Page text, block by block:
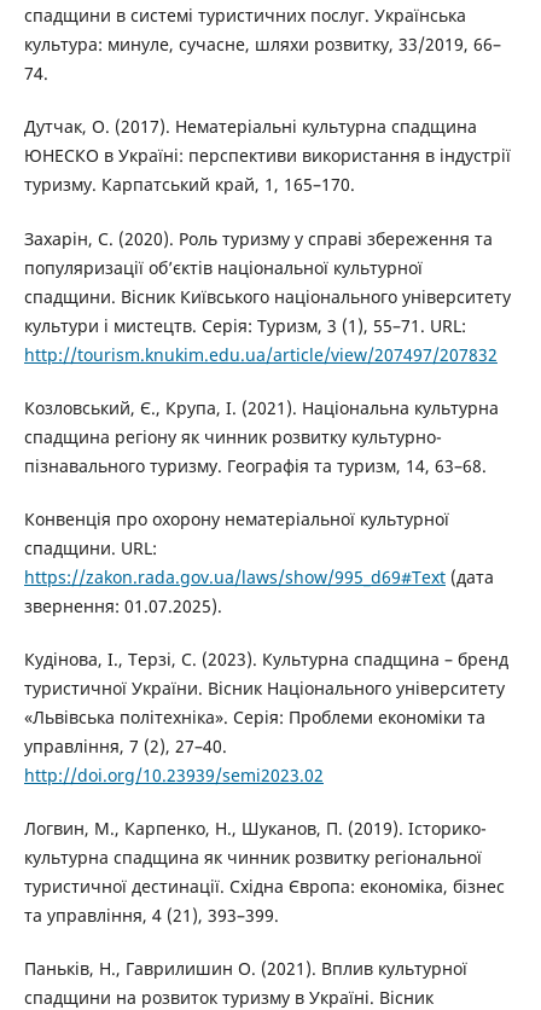
спадщини в системі туристичних послуг. Українська
культура: минуле, сучасне, шляхи розвитку, 33/2019, 66–
74.
Дутчак, О. (2017). Нематеріальні культурна спадщина
ЮНЕСКО в Україні: перспективи використання в індустрії
туризму. Карпатський край, 1, 165–170.
Захарін, С. (2020). Роль туризму у справі збереження та
популяризації об’єктів національної культурної
спадщини. Вісник Київського національного університету
культури і мистецтв. Серія: Туризм, 3 (1), 55–71. URL:
http://tourism.knukim.edu.ua/article/view/207497/207832
Козловський, Є., Крупа, І. (2021). Національна культурна
спадщина регіону як чинник розвитку культурно-
пізнавального туризму. Географія та туризм, 14, 63–68.
Конвенція про охорону нематеріальної культурної
спадщини. URL:
https://zakon.rada.gov.ua/laws/show/995_d69#Text(дата
звернення: 01.07.2025).
Кудінова, І., Терзі, С. (2023). Культурна спадщина – бренд
туристичної України. Вісник Національного університету
«Львівська політехніка». Серія: Проблеми економіки та
управління, 7 (2), 27–40.
http://doi.org/10.23939/semi2023.02
Логвин, М., Карпенко, Н., Шуканов, П. (2019). Історико-
культурна спадщина як чинник розвитку регіональної
туристичної дестинації. Східна Європа: економіка, бізнес
та управління, 4 (21), 393–399.
Паньків, Н., Гаврилишин О. (2021). Вплив культурної
спадщини на розвиток туризму в Україні. Вісник